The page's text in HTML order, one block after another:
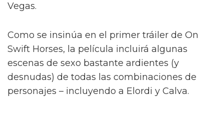
Vegas.
Como se insinúa en el primer tráiler de On
Swift Horses, la película incluirá algunas
escenas de sexo bastante ardientes (y
desnudas) de todas las combinaciones de
personajes – incluyendo a Elordi y Calva.